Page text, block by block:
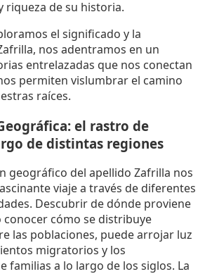
riqueza de su historia.
el significado y la
nos adentramos en un
entrelazadas que nos conectan
permiten vislumbrar el camino
raíces.
el rastro de
de distintas regiones
geográfico del apellido Zafrilla nos
viaje a través de diferentes
Descubrir de dónde proviene
conocer cómo se distribuye
las poblaciones, puede arrojar luz
migratorios y los
familias a lo largo de los siglos. La